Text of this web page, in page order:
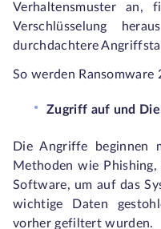
Verhaltensmuster an,
Verschlüsselung
durchdachtere
So werden
Zugriff auf und
Die Angriffe beginnen
Methoden wie
Software, um auf das
wichtige Daten
vorher gefiltert wurden.